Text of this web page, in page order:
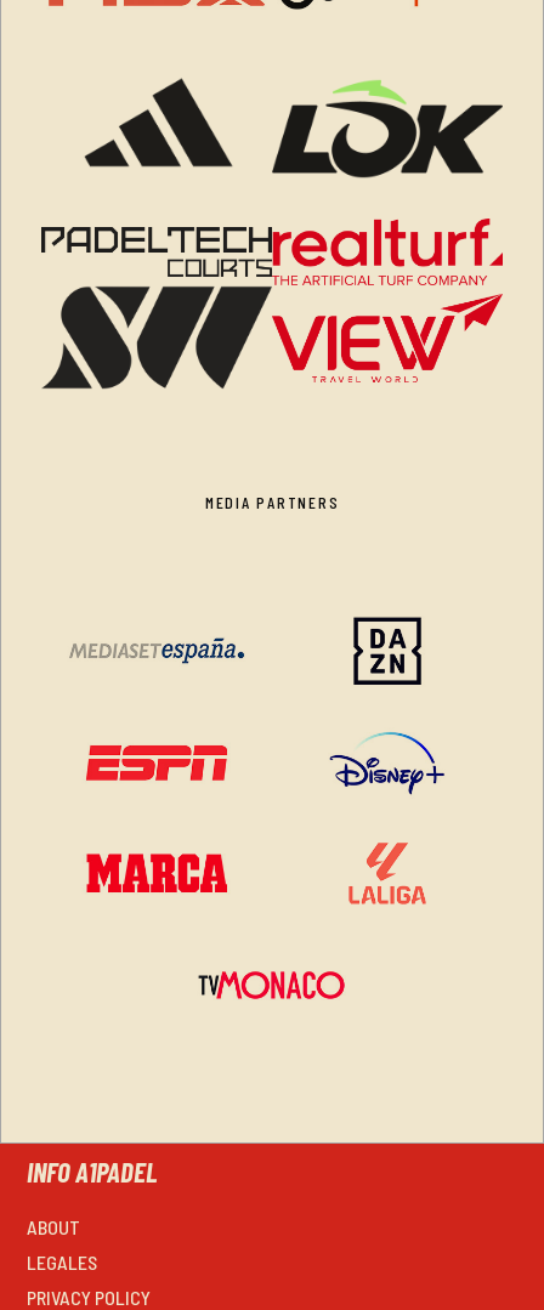
MEDIA PARTNERS
INFO A1PADEL
ABOUT
LEGALES
PRIVACY POLICY